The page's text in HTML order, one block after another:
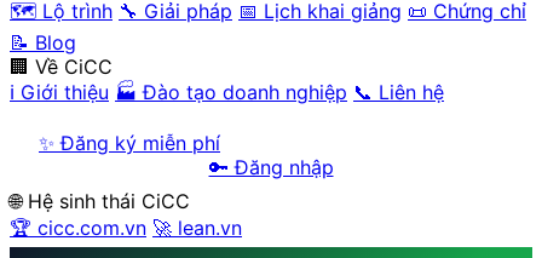
🗺️ Lộ trình 🔧 Giải pháp 📅 Lịch khai giảng 📜 Chứng chỉ
📝 Blog
🏢 Về CiCC
ℹ️ Giới thiệu 🏭 Đào tạo doanh nghiệp 📞 Liên hệ
✨ Đăng ký miễn phí
🔑 Đăng nhập
🌐 Hệ sinh thái CiCC
🏆 cicc.com.vn 🚀 lean.vn